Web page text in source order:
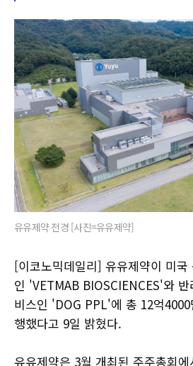
유유제약 전경 [사진=유유제약]
[이코노믹데일리] 유유제약이 미국
인 'VETMAB BIOSCIENCES'와
비스인 'DOG PPL'에 총 12억
행했다고 9일 밝혔다.
유유제약은 3월 개최된 주주총회